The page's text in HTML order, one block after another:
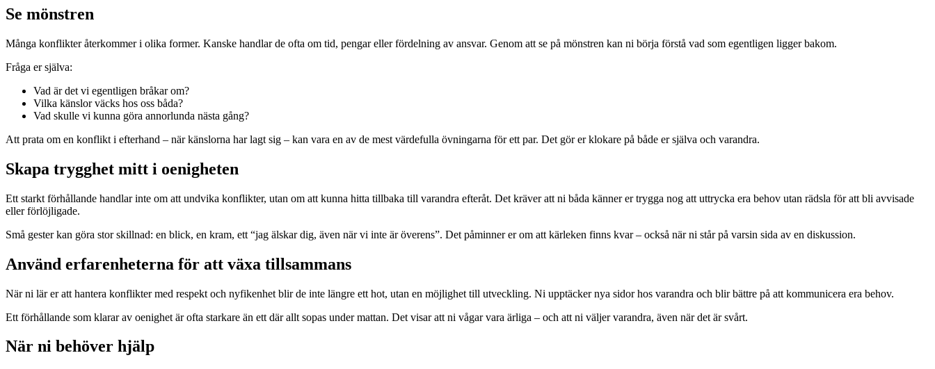
Se mönstren
Många konflikter återkommer i olika former. Kanske handlar de ofta om tid, pengar eller fördelning av ansvar. Genom att se på mönstren kan ni börja förstå vad som egentligen ligger bakom.
Fråga er själva:
Vad är det vi egentligen bråkar om?
Vilka känslor väcks hos oss båda?
Vad skulle vi kunna göra annorlunda nästa gång?
Att prata om en konflikt i efterhand – när känslorna har lagt sig – kan vara en av de mest värdefulla övningarna för ett par. Det gör er klokare på både er själva och varandra.
Skapa trygghet mitt i oenigheten
Ett starkt förhållande handlar inte om att undvika konflikter, utan om att kunna hitta tillbaka till varandra efteråt. Det kräver att ni båda känner er trygga nog att uttrycka era behov utan rädsla för att bli avvisade
eller förlöjligade.
Små gester kan göra stor skillnad: en blick, en kram, ett “jag älskar dig, även när vi inte är överens”. Det påminner er om att kärleken finns kvar – också när ni står på varsin sida av en diskussion.
Använd erfarenheterna för att växa tillsammans
När ni lär er att hantera konflikter med respekt och nyfikenhet blir de inte längre ett hot, utan en möjlighet till utveckling. Ni upptäcker nya sidor hos varandra och blir bättre på att kommunicera era behov.
Ett förhållande som klarar av oenighet är ofta starkare än ett där allt sopas under mattan. Det visar att ni vågar vara ärliga – och att ni väljer varandra, även när det är svårt.
När ni behöver hjälp